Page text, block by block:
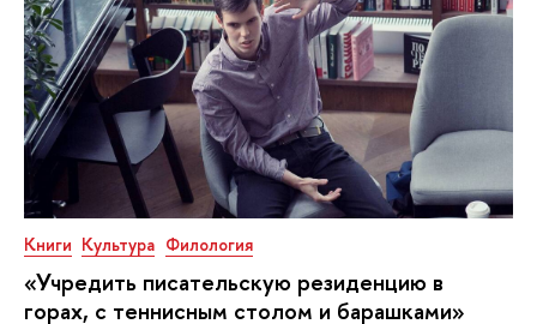
Книги Культура Филология
«Учредить писательскую резиденцию в
горах, с теннисным столом и барашками»